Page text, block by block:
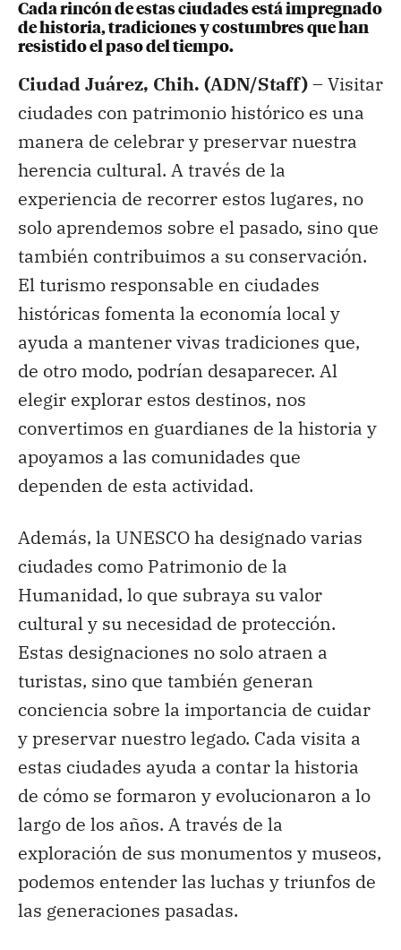
Cada rincón de estas ciudades está impregnado
de historia, tradiciones y costumbres que han
resistido el paso del tiempo.
Ciudad Juárez, Chih. (ADN/Staff) –Visitar
ciudades con patrimonio histórico es una
manera de celebrar y preservar nuestra
herencia cultural. A través de la
experiencia de recorrer estos lugares, no
solo aprendemos sobre el pasado, sino que
también contribuimos a su conservación.
El turismo responsable en ciudades
históricas fomenta la economía local y
ayuda a mantener vivas tradiciones que,
de otro modo, podrían desaparecer. Al
elegir explorar estos destinos, nos
convertimos en guardianes de la historia y
apoyamos a las comunidades que
dependen de esta actividad.
Además, la UNESCO ha designado varias
ciudades como Patrimonio de la
Humanidad, lo que subraya su valor
cultural y su necesidad de protección.
Estas designaciones no solo atraen a
turistas, sino que también generan
conciencia sobre la importancia de cuidar
y preservar nuestro legado. Cada visita a
estas ciudades ayuda a contar la historia
de cómo se formaron y evolucionaron a lo
largo de los años. A través de la
exploración de sus monumentos y museos,
podemos entender las luchas y triunfos de
las generaciones pasadas.